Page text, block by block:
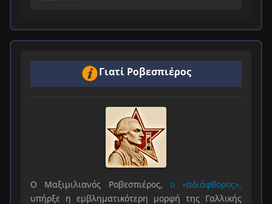
Γιατί Ροβεσπιέρος
Ο Μαξιμιλιανός Ροβεσπιέρος, ο «αδιάφθορος»,
υπήρξε η εμβληματικότερη μορφή της Γαλλικής